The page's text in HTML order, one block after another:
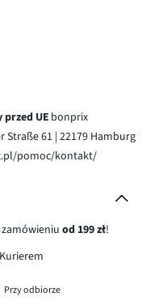
UE bonprix
61 | 22179 Hamburg
pomoc/kontakt/
od 199 zł!
Przy odbiorze